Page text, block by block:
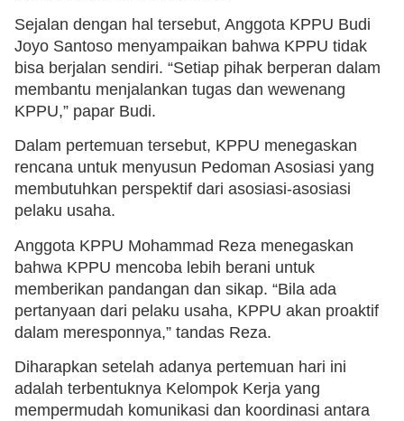
Sejalan dengan hal tersebut, Anggota KPPU Budi
Joyo Santoso menyampaikan bahwa KPPU tidak
bisa berjalan sendiri. “Setiap pihak berperan dalam
membantu menjalankan tugas dan wewenang
KPPU,” papar Budi.
Dalam pertemuan tersebut, KPPU menegaskan
rencana untuk menyusun Pedoman Asosiasi yang
membutuhkan perspektif dari asosiasi-asosiasi
pelaku usaha.
Anggota KPPU Mohammad Reza menegaskan
bahwa KPPU mencoba lebih berani untuk
memberikan pandangan dan sikap. “Bila ada
pertanyaan dari pelaku usaha, KPPU akan proaktif
dalam meresponnya,” tandas Reza.
Diharapkan setelah adanya pertemuan hari ini
adalah terbentuknya Kelompok Kerja yang
mempermudah komunikasi dan koordinasi antara